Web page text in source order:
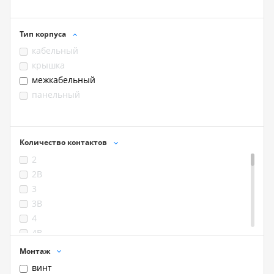
Тип корпуса
кабельный
крышка
межкабельный
панельный
Количество контактов
2
2B
3
3B
4
4B
Монтаж
винт